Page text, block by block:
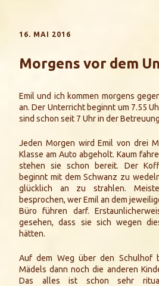
16. MAI 2016
Morgens vor dem
Emil und ich kommen morgens
an. Der Unterricht beginnt um 7.55
sind schon seit 7 Uhr in der
Jeden Morgen wird Emil von drei
Klasse am Auto abgeholt. Kaum
stehen sie schon bereit. Der
beginnt mit dem Schwanz zu
glücklich an zu strahlen.
besprochen, wer Emil an dem
Büro führen darf.
gesehen, dass sie sich wegen
hätten.
Auf dem Weg über den Schulhof
Mädels dann noch die anderen
Das alles ist schon sehr